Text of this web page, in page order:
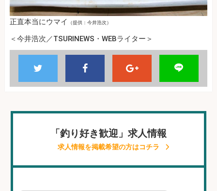
正直本当にウマイ （提供：今井浩次）
＜今井浩次／TSURINEWS・WEBライター＞
「釣り好き歓迎」求人情報
求人情報を掲載希望の方はコチラ